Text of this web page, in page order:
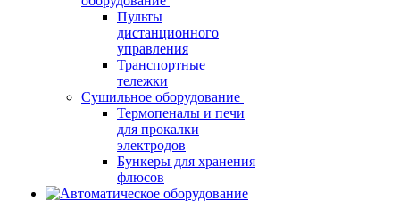
Пульты
дистанционного
управления
Транспортные
тележки
Сушильное оборудование
Термопеналы и печи
для прокалки
электродов
Бункеры для хранения
флюсов